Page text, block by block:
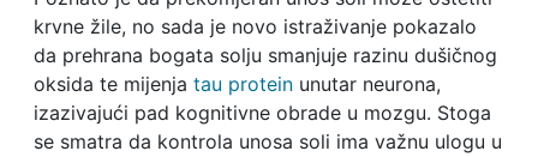
krvne žile, no sada je novo istraživanje pokazalo
da prehrana bogata solju smanjuje razinu dušičnog
oksida te mijenja tau proteinunutar neurona,
izazivajući pad kognitivne obrade u mozgu. Stoga
se smatra da kontrola unosa soli ima važnu ulogu u